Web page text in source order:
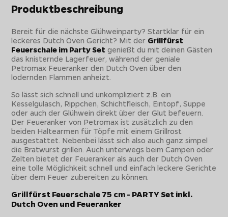
Produktbeschreibung
Bereit für die nächste Glühweinparty? Startklar für ein
leckeres Dutch Oven Gericht? Mit der Grillfürst
Feuerschale im Party Set genießt du mit deinen Gästen
das knisternde Lagerfeuer, während der geniale
Petromax Feueranker den Dutch Oven über den
lodernden Flammen anheizt.
So lässt sich schnell und unkompliziert z.B. ein
Kesselgulasch, Rippchen, Schichtfleisch, Eintopf, Suppe
oder auch der Glühwein direkt über der Glut befeuern.
Der Feueranker von Petromax ist zusätzlich zu den
beiden Haltearmen für Töpfe mit einem Grillrost
ausgestattet. Nebenbei lässt sich also auch ganz simpel
die Bratwurst grillen. Auch unterwegs beim Campen oder
Zelten bietet der Feueranker als auch der Dutch Oven
eine tolle Möglichkeit schnell und einfach leckere Gerichte
über dem Feuer zubereiten zu können.
Grillfürst Feuerschale 75 cm - PARTY Set inkl.
Dutch Oven und Feueranker